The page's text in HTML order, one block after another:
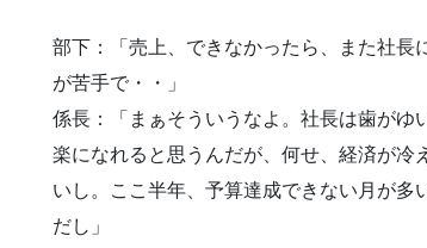
部下：「売上、できなかったら、また社長
が苦手で・・」
係長：「まぁそういうなよ。社長は歯がゆ
楽になれると思うんだが、何せ、経済が冷
いし。ここ半年、予算達成できない月が
だし」